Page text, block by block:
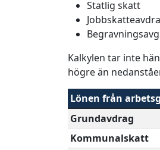
Statlig skatt
Kalkylen tar inte
högre än
Lönen från
Grundavdrag
Kommunalskatt